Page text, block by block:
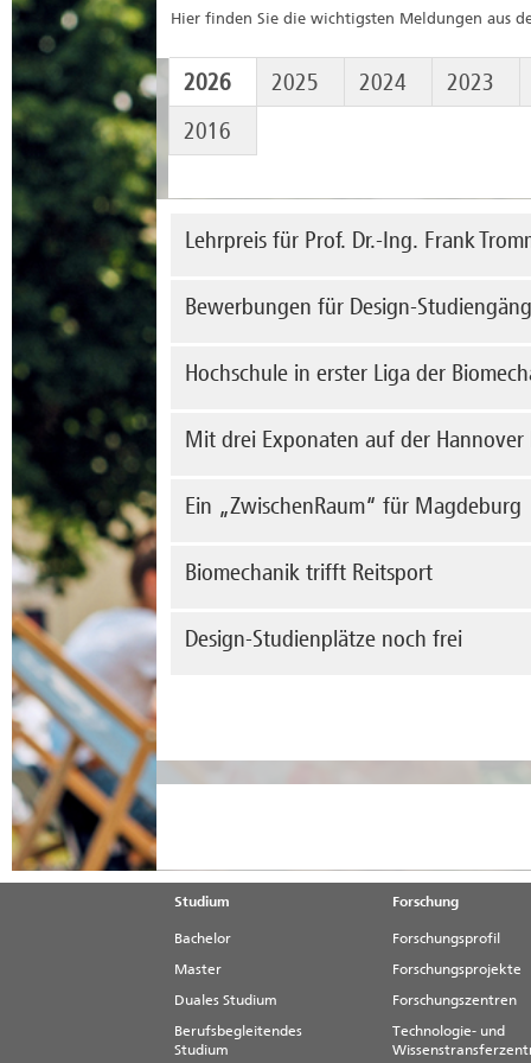
Hier finden Sie die wichtigsten Meldungen aus
2026 2025 2024 2023
2016
Lehrpreis für Prof. Dr.-Ing. Frank
Bewerbungen für Design-
Hochschule in erster Liga der
Mit drei Exponaten auf der Hannover
Ein „ZwischenRaum“ für Magdeburg
Biomechanik trifft Reitsport
Design-Studienplätze noch frei
Studium
Bachelor
Master
Duales Studium
Berufsbegleitendes
Studium
Forschung
Forschungsprofil
Forschungsprojekte
Forschungszentren
Technologie- und